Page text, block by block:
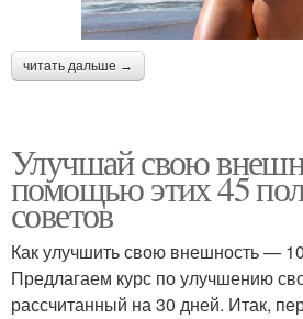
читать дальше →
Улучшай свою
помощью этих 45
советов
Как улучшить свою внешность —
Предлагаем курс по улучшению
рассчитанный на 30 дней. Итак,